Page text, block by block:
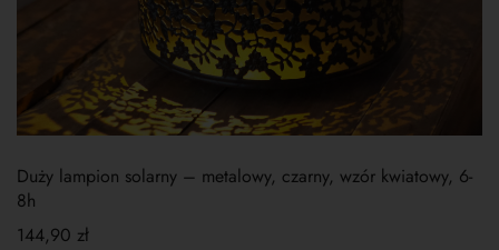
Duży lampion solarny – metalowy, czarny, wzór kwiatowy, 6-
8h
144,90 zł